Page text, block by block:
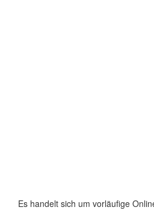
Es handelt sich um vorläufige